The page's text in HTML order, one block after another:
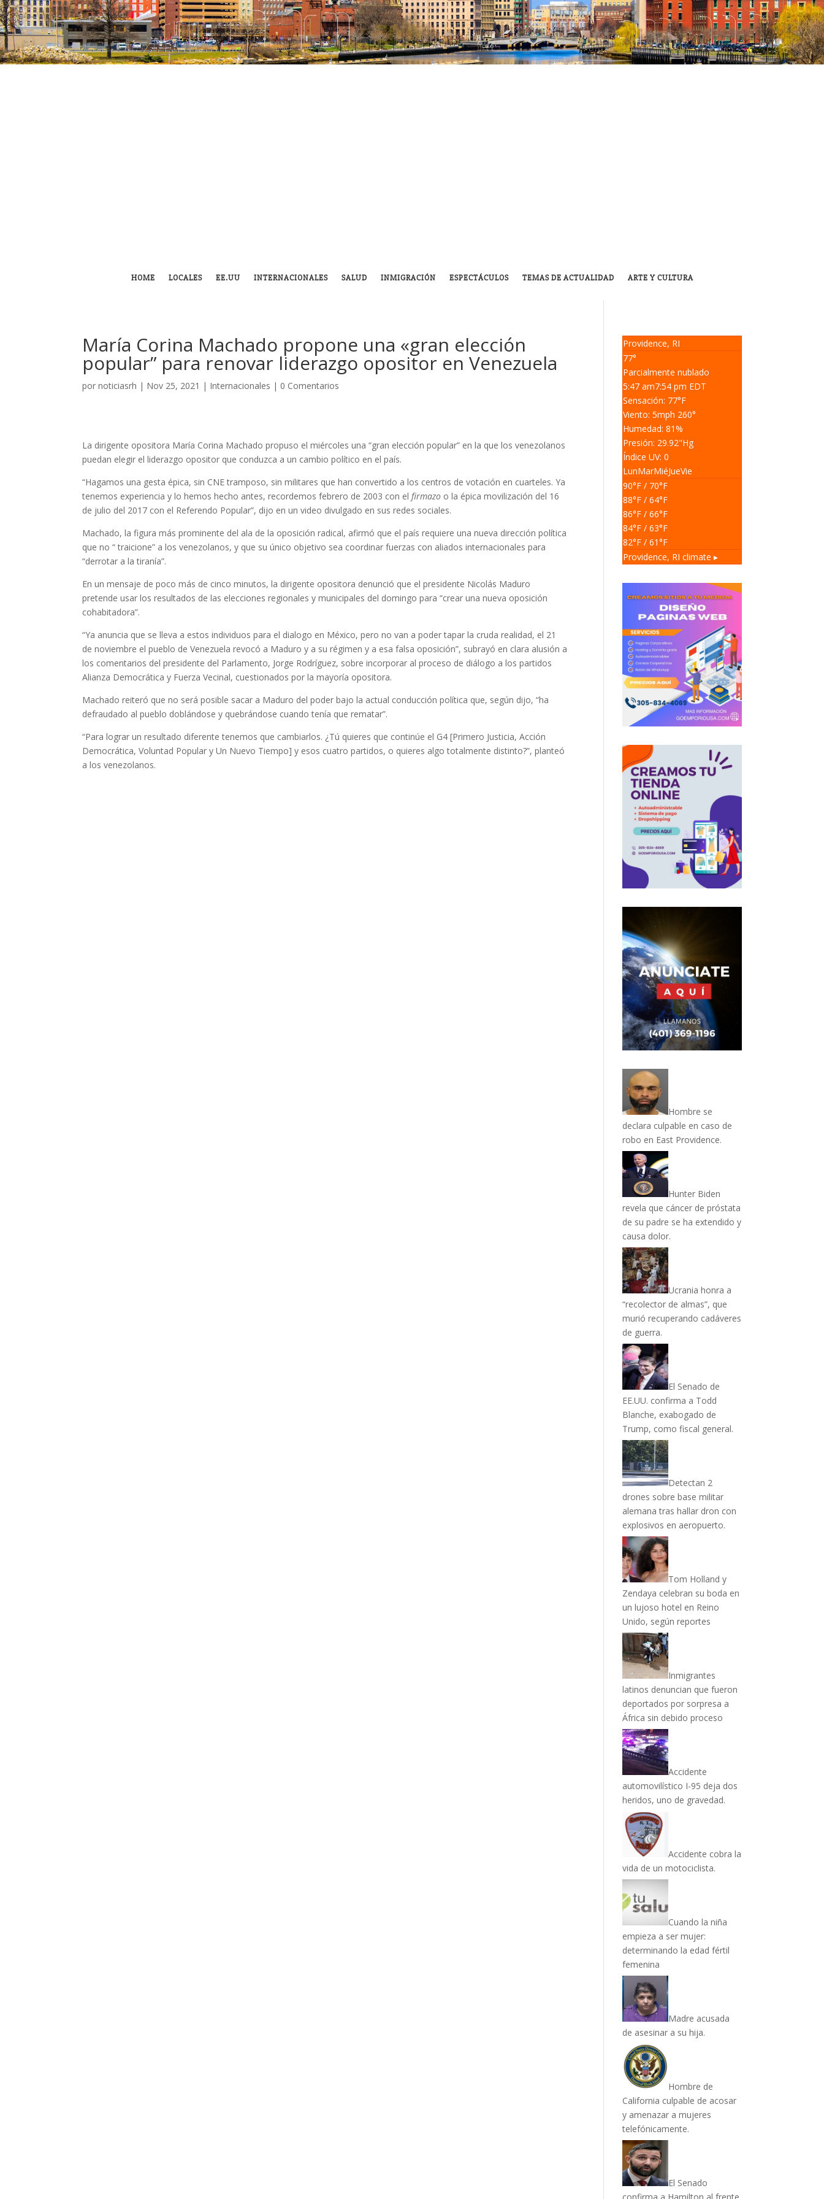
HOME LOCALES EE.UU INTERNACIONALES SALUD INMIGRACIÓN ESPECTÁCULOS TEMAS DE ACTUALIDAD ARTE Y CULTURA
María Corina Machado propone una «gran elección
popular” para renovar liderazgo opositor en Venezuela
pornoticiasrh | Nov 25, 2021 | Internacionales | 0 Comentarios
La dirigente opositora María Corina Machado propuso el miércoles una “gran elección popular” en la que los venezolanos
puedan elegir el liderazgo opositor que conduzca a un cambio político en el país.
“Hagamos una gesta épica, sin CNE tramposo, sin militares que han convertido a los centros de votación en cuarteles. Ya
tenemos experiencia y lo hemos hecho antes, recordemos febrero de 2003 con elfirmazo o la épica movilización del 16
de julio del 2017 con el Referendo Popular”, dijo en un video divulgado en sus redes sociales.
Machado, la figura más prominente del ala de la oposición radical, afirmó que el país requiere una nueva dirección política
que no “ traicione” a los venezolanos, y que su único objetivo sea coordinar fuerzas con aliados internacionales para
“derrotar a la tiranía”.
En un mensaje de poco más de cinco minutos, la dirigente opositora denunció que el presidente Nicolás Maduro
pretende usar los resultados de las elecciones regionales y municipales del domingo para “crear una nueva oposición
cohabitadora”.
“Ya anuncia que se lleva a estos individuos para el dialogo en México, pero no van a poder tapar la cruda realidad, el 21
de noviembre el pueblo de Venezuela revocó a Maduro y a su régimen y a esa falsa oposición”, subrayó en clara alusión a
los comentarios del presidente del Parlamento, Jorge Rodríguez, sobre incorporar al proceso de diálogo a los partidos
Alianza Democrática y Fuerza Vecinal, cuestionados por la mayoría opositora.
Machado reiteró que no será posible sacar a Maduro del poder bajo la actual conducción política que, según dijo, “ha
defraudado al pueblo doblándose y quebrándose cuando tenía que rematar”.
“Para lograr un resultado diferente tenemos que cambiarlos. ¿Tú quieres que continúe el G4 [Primero Justicia, Acción
Democrática, Voluntad Popular y Un Nuevo Tiempo] y esos cuatro partidos, o quieres algo totalmente distinto?”, planteó
a los venezolanos.
Providence, RI
77°
Parcialmente nublado
5:47 am7:54 pm EDT
Sensación: 77°F
Viento: 5mph 260°
Humedad: 81%
Presión: 29.92"Hg
Índice UV: 0
LunMarMiéJueVie
90°F / 70°F
88°F / 64°F
86°F / 66°F
84°F / 63°F
82°F / 61°F
Providence, RI climate ▸
Hombre se
declara culpable en caso de
robo en East Providence.
Hunter Biden
revela que cáncer de próstata
de su padre se ha extendido y
causa dolor.
Ucrania honra a
“recolector de almas”, que
murió recuperando cadáveres
de guerra.
El Senado de
EE.UU. confirma a Todd
Blanche, exabogado de
Trump, como fiscal general.
Detectan 2
drones sobre base militar
alemana tras hallar dron con
explosivos en aeropuerto.
Tom Holland y
Zendaya celebran su boda en
un lujoso hotel en Reino
Unido, según reportes
Inmigrantes
latinos denuncian que fueron
deportados por sorpresa a
África sin debido proceso
Accidente
automovilístico I-95 deja dos
heridos, uno de gravedad.
Accidente cobra la
vida de un motociclista.
Cuando la niña
empieza a ser mujer:
determinando la edad fértil
femenina
Madre acusada
de asesinar a su hija.
Hombre de
California culpable de acosar
y amenazar a mujeres
telefónicamente.
El Senado